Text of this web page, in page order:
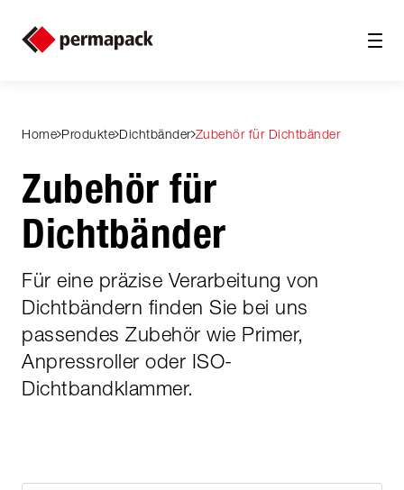
Home Produkte Dichtbänder Zubehör für Dichtbänder
Zubehör für
Dichtbänder
Für eine präzise Verarbeitung von
Dichtbändern finden Sie bei uns
passendes Zubehör wie Primer,
Anpressroller oder ISO-
Dichtbandklammer.